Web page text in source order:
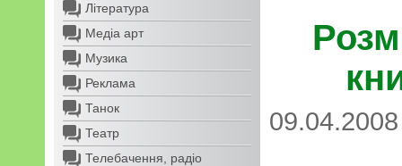
Література
Медіа арт
Музика
Реклама
Танок
Театр
Телебачення, радіо
09.04.2008